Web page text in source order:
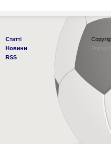
Статті
Новини
RSS